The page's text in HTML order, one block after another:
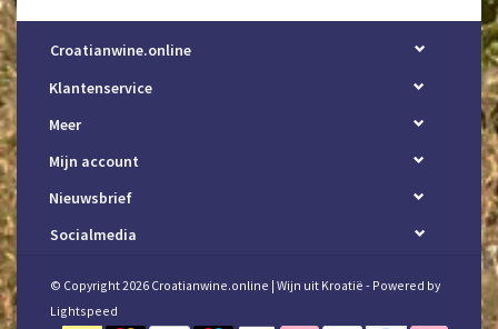
Croatianwine.online
Klantenservice
Meer
Mijn account
Nieuwsbrief
Socialmedia
© Copyright 2026 Croatianwine.online | Wijn uit Kroatië - Powered by
Lightspeed